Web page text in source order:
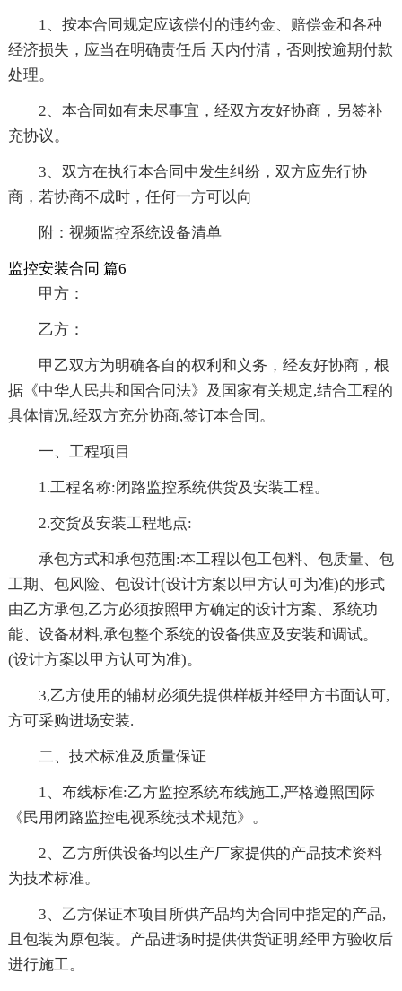
1、按本合同规定应该偿付的违约金、赔偿金和各种
经济损失，应当在明确责任后 天内付清，否则按逾期付款
处理。
2、本合同如有未尽事宜，经双方友好协商，另签补
充协议。
3、双方在执行本合同中发生纠纷，双方应先行协
商，若协商不成时，任何一方可以向
附：视频监控系统设备清单
监控安装合同 篇6
甲方：
乙方：
甲乙双方为明确各自的权利和义务，经友好协商，根
据《中华人民共和国合同法》及国家有关规定,结合工程的
具体情况,经双方充分协商,签订本合同。
一、工程项目
1.工程名称:闭路监控系统供货及安装工程。
2.交货及安装工程地点:
承包方式和承包范围:本工程以包工包料、包质量、包
工期、包风险、包设计(设计方案以甲方认可为准)的形式
由乙方承包,乙方必须按照甲方确定的设计方案、系统功
能、设备材料,承包整个系统的设备供应及安装和调试。
(设计方案以甲方认可为准)。
3,乙方使用的辅材必须先提供样板并经甲方书面认可,
方可采购进场安装.
二、技术标准及质量保证
1、布线标准:乙方监控系统布线施工,严格遵照国际
《民用闭路监控电视系统技术规范》。
2、乙方所供设备均以生产厂家提供的产品技术资料
为技术标准。
3、乙方保证本项目所供产品均为合同中指定的产品,
且包装为原包装。产品进场时提供供货证明,经甲方验收后
进行施工。